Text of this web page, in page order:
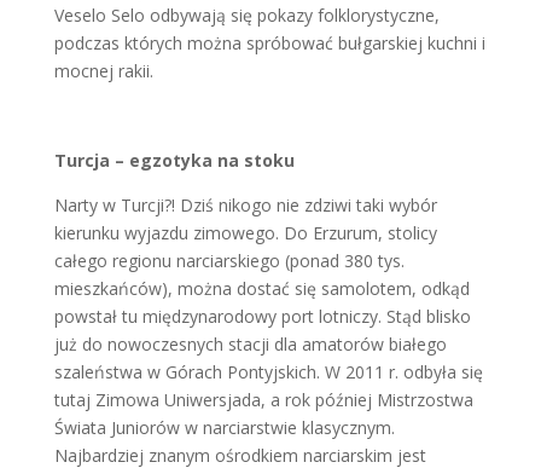
Veselo Selo odbywają się pokazy folklorystyczne,
podczas których można spróbować bułgarskiej kuchni i
mocnej rakii.
Turcja – egzotyka na stoku
Narty w Turcji?! Dziś nikogo nie zdziwi taki wybór
kierunku wyjazdu zimowego. Do Erzurum, stolicy
całego regionu narciarskiego (ponad 380 tys.
mieszkańców), można dostać się samolotem, odkąd
powstał tu międzynarodowy port lotniczy. Stąd blisko
już do nowoczesnych stacji dla amatorów białego
szaleństwa w Górach Pontyjskich. W 2011 r. odbyła się
tutaj Zimowa Uniwersjada, a rok później Mistrzostwa
Świata Juniorów w narciarstwie klasycznym.
Najbardziej znanym ośrodkiem narciarskim jest